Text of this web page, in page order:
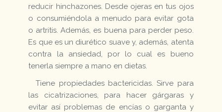
reducir hinchazones. Desde ojeras en tus ojos
o consumiéndola a menudo para evitar gota
o artritis. Además, es buena para perder peso.
Es que es un diurético suave y, además, atenta
contra la ansiedad, por lo cual es bueno
tenerla siempre a mano en dietas.
Tiene propiedades bactericidas. Sirve para
las cicatrizaciones, para hacer gárgaras y
evitar así problemas de encías o garganta y